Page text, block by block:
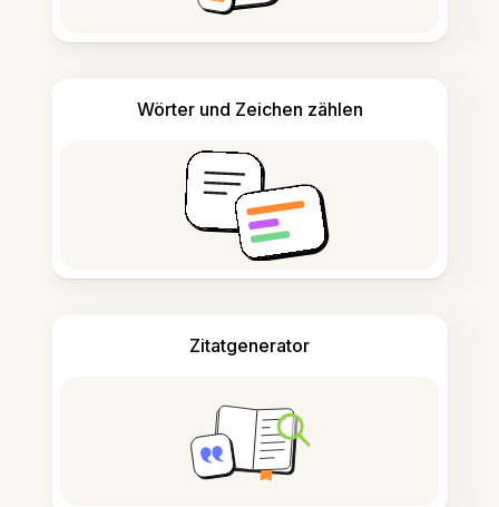
Wörter und Zeichen zählen
Zitatgenerator